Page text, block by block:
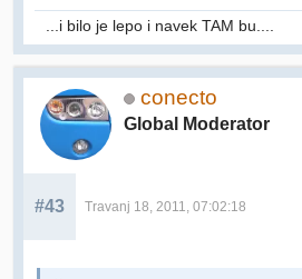
...i bilo je lepo i navek TAM bu....
conecto
Global Moderator
#43 Travanj 18, 2011, 07:02:18